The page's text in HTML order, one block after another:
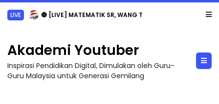
LIVE 🔴 [LIVE] MATEMATIK SR, WANG TAHUN 6 OLEH CIKGU ANITA #ALLINONE #141 #...
Akademi Youtuber
Inspirasi Pendidikan Digital, Dimulakan oleh Guru-
Guru Malaysia untuk Generasi Gemilang